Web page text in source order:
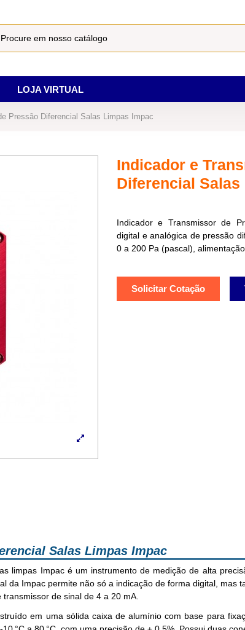
LOJA VIRTUAL
Pressão Diferencial Salas Limpas Impac
Indicador e
Diferencial
Indicador e Transmissor de
digital e analógica de pressão
0 a 200 Pa (pascal),
Solicitar Cotação
Salas Limpas Impac
limpas Impac é um instrumento de medição de alta
da Impac permite não só a indicação de forma digital, mas
de sinal de 4 a 20 mA.
em uma sólida caixa de alumínio com base para